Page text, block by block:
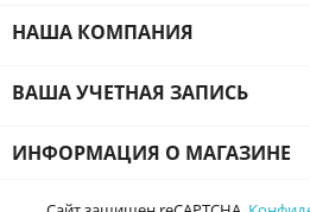
НАША КОМПАНИЯ
ВАША УЧЕТНАЯ ЗАПИСЬ
ИНФОРМАЦИЯ О МАГАЗИНЕ